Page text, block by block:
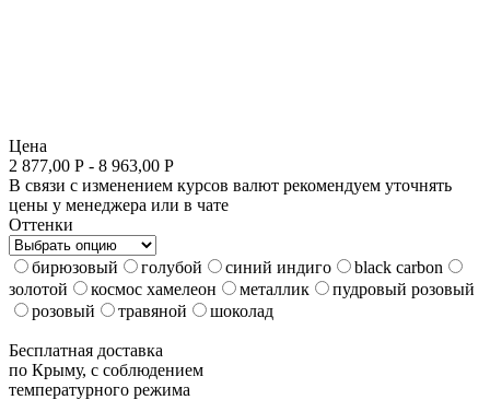
Цена
2 877,00 Р - 8 963,00 Р
В связи с изменением курсов валют рекомендуем уточнять
цены у менеджера или в чате
Оттенки
бирюзовый голубой синий индиго
black carbon
золотой
космос хамелеон металлик
пудровый розовый
розовый
травяной шоколад
Бесплатная доставка
по Крыму, с соблюдением
температурного режима